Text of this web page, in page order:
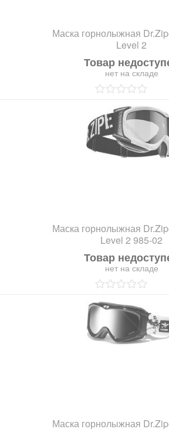
Маска горнолыжная
Level 2
Товар
нет на складе
Маска горнолыжная
Level 2 985-02
Товар
нет на складе
Маска горнолыжная